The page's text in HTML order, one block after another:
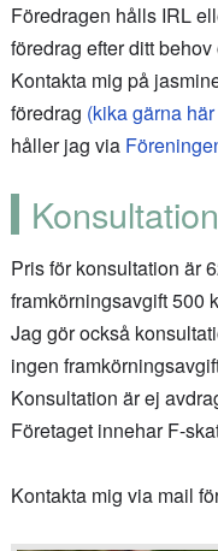
Föredragen hålls IRL
föredrag efter ditt
Kontakta mig på
föredrag (kika gärna här
håller jag via
Konsultation
Pris för konsultation är
framkörningsavgift 500
Jag gör också
ingen
Konsultation är ej
Företaget innehar F-
Kontakta mig via mail